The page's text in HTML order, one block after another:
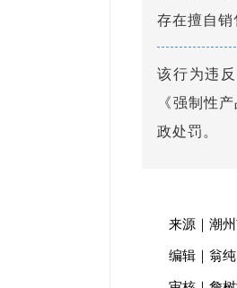
存在擅自销
该行为违
《强制性
政处罚。
来源｜潮
编辑｜翁纯